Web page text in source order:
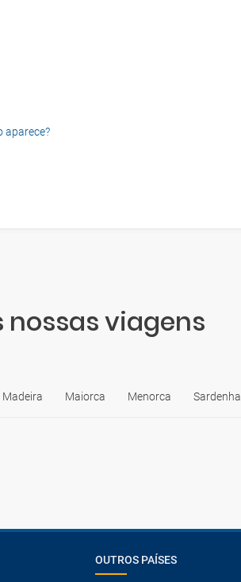
aparece?
nossas viagens
Madeira Maiorca Menorca Sardenha
OUTROS PAÍSES